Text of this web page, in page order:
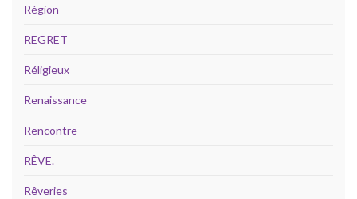
Région
REGRET
Réligieux
Renaissance
Rencontre
RÊVE.
Rêveries